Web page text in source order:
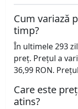
Cum variază
timp?
În ultimele 293
preț. Prețul a
36,99 RON.
Care este
atins?